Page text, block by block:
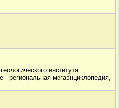
института
- региональная мегаэнциклопедия,